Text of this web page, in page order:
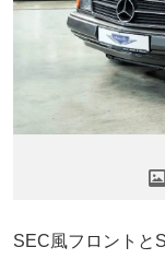
SEC風フロントと